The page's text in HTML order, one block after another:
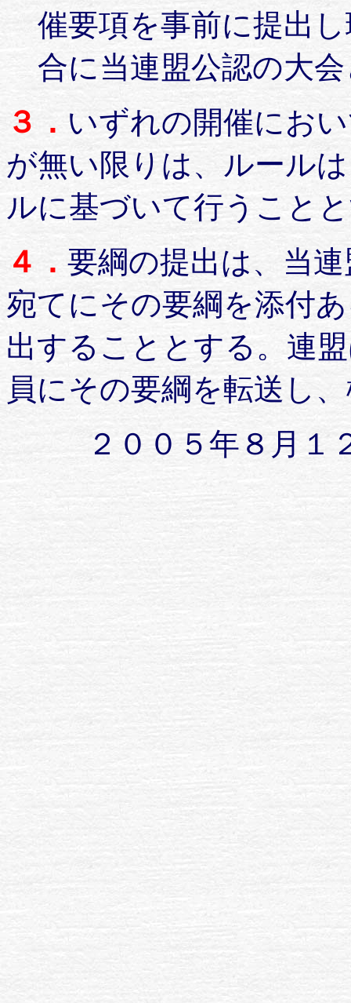
催要項を事前に提出
合に当連盟公認の大
３． いずれの開催にお
が無い限りは、ルール
ルに基づいて行うこと
４． 要綱の提出は、当
宛てにその要綱を添付
出することとする。連
員にその要綱を転送し
２００５年８月１